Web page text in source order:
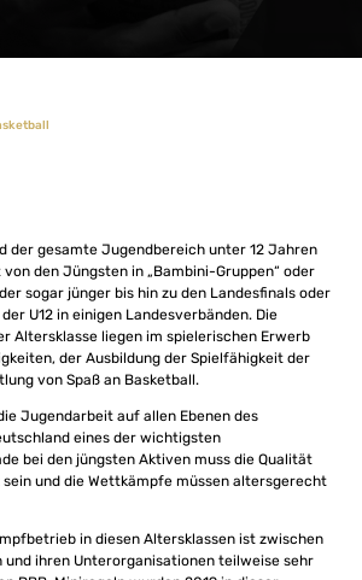
der gesamte Jugendbereich unter 12 Jahren
den Jüngsten in „Bambini-Gruppen“ oder
sogar jünger bis hin zu den Landesfinals oder
U12 in einigen Landesverbänden. Die
Altersklasse liegen im spielerischen Erwerb
der Ausbildung der Spielfähigkeit der
von Spaß an Basketball.
Jugendarbeit auf allen Ebenen des
eines der wichtigsten
bei den jüngsten Aktiven muss die Qualität
sein und die Wettkämpfe müssen altersgerecht
in diesen Altersklassen ist zwischen
und ihren Unterorganisationen teilweise sehr